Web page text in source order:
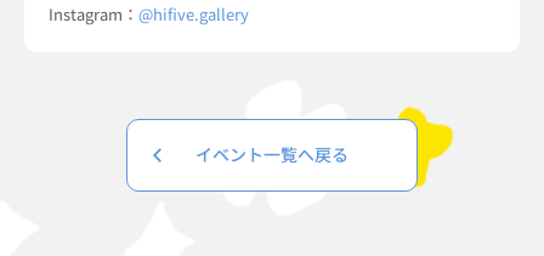
Instagram： @hifive.gallery
イベント一覧へ戻る